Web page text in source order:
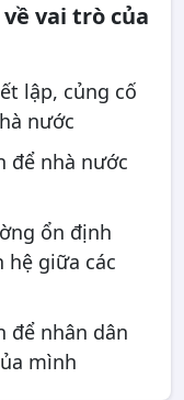
vai trò của
lập, củng cố
nước
để nhà nước
ổn định
hệ giữa các
để nhân dân
mình